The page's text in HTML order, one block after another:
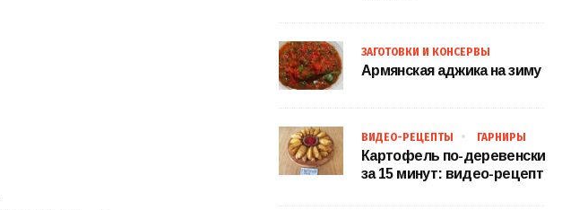
ЗАГОТОВКИ И КОНСЕРВЫ
Армянская аджика на зиму
ВИДЕО-РЕЦЕПТЫ ГАРНИРЫ
Картофель по-деревенски
за 15 минут: видео-рецепт